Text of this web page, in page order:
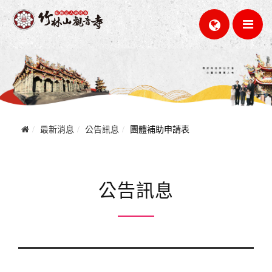
最新消息 公告訊息 團體補助申請表
公告訊息